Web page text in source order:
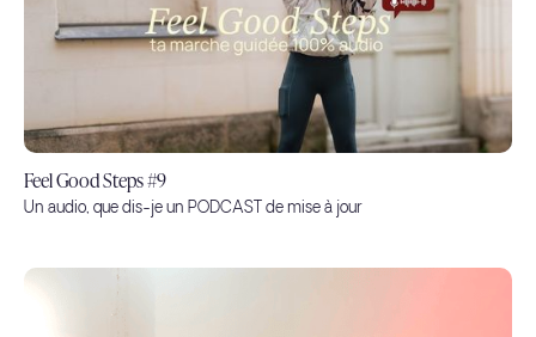
Feel Good Steps #9
Un audio, que dis-je un PODCAST de mise à jour